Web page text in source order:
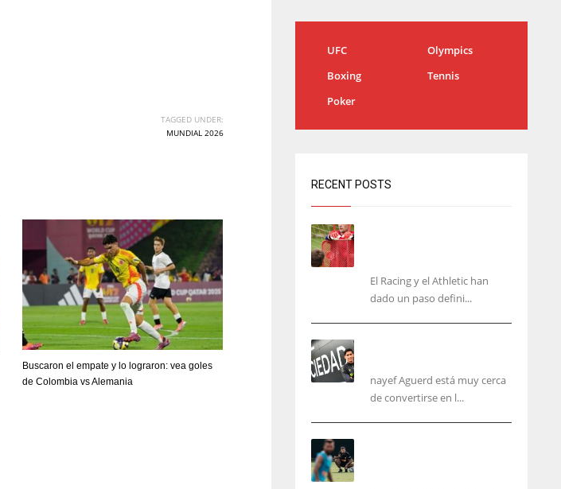
TAGGED UNDER:
MUNDIAL 2026
Buscaron el empate y lo lograron: vea goles
de Colombia vs Alemania
UFC
Olympics
Boxing
Tennis
Poker
RECENT POSTS
El Racing y el Athletic han
dado un paso defini...
nayef Aguerd está muy cerca
de convertirse en l...